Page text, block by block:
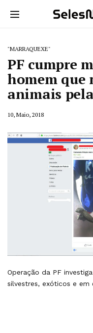
"MARRAQUEXE"
PF cumpre
homem que
animais
10, Maio, 2018
Operação da PF
silvestres, exóticos e em